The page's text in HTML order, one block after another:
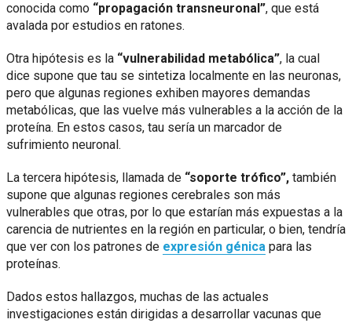
conocida como “propagación transneuronal”, que está
avalada por estudios en ratones.
Otra hipótesis es la “vulnerabilidad metabólica”, la cual
dice supone que tau se sintetiza localmente en las neuronas,
pero que algunas regiones exhiben mayores demandas
metabólicas, que las vuelve más vulnerables a la acción de la
proteína. En estos casos, tau sería un marcador de
sufrimiento neuronal.
La tercera hipótesis, llamada de “soporte trófico”, también
supone que algunas regiones cerebrales son más
vulnerables que otras, por lo que estarían más expuestas a la
carencia de nutrientes en la región en particular, o bien, tendría
que ver con los patrones de expresión génica para las
proteínas.
Dados estos hallazgos, muchas de las actuales
investigaciones están dirigidas a desarrollar vacunas que